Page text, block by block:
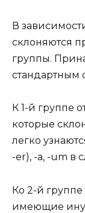
В
склоняются
группы.
стандартным
К 1-й группе
которые
легко
-еr), -а, -um в
Ко 2-й группе
имеющие